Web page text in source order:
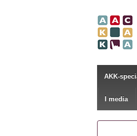
AKK-
I media